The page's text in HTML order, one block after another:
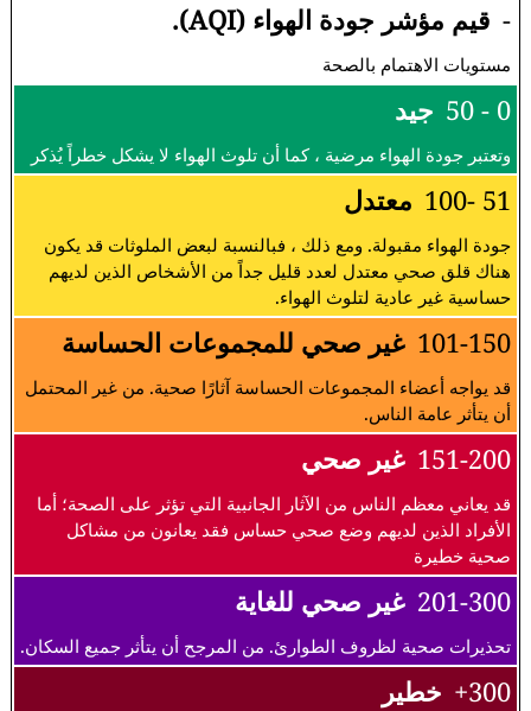
- قيم مؤشر جودة الهواء (AQI).
مستويات الاهتمام بالصحة
0 - 50 جيد
وتعتبر جودة الهواء مرضية ، كما أن تلوث الهواء لا يشكل خطراً يُذكر
51 -100 معتدل
جودة الهواء مقبولة. ومع ذلك ، فبالنسبة لبعض الملوثات قد يكون
هناك قلق صحي معتدل لعدد قليل جداً من الأشخاص الذين لديهم
حساسية غير عادية لتلوث الهواء.
101-150 غير صحي للمجموعات الحساسة
قد يواجه أعضاء المجموعات الحساسة آثارًا صحية. من غير المحتمل
أن يتأثر عامة الناس.
151-200 غير صحي
قد يعاني معظم الناس من الآثار الجانبية التي تؤثر على الصحة؛ أما
الأفراد الذين لديهم وضع صحي حساس فقد يعانون من مشاكل
صحية خطيرة
201-300 غير صحي للغاية
تحذيرات صحية لظروف الطوارئ. من المرجح أن يتأثر جميع السكان.
300+ خطير